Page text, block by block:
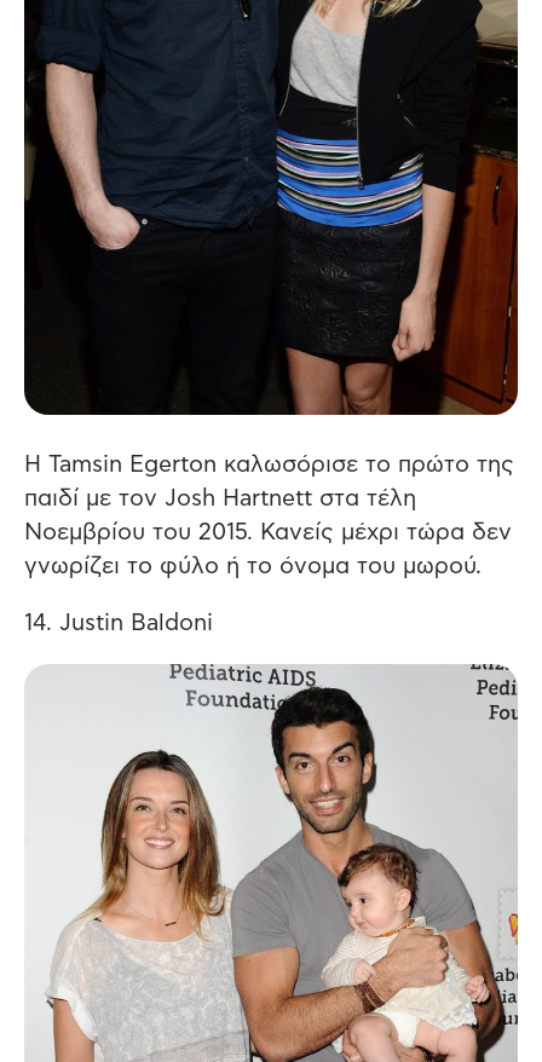
Η Tamsin Egerton καλωσόρισε το πρώτο της
παιδί με τον Josh Hartnett στα τέλη
Νοεμβρίου του 2015. Κανείς μέχρι τώρα δεν
γνωρίζει το φύλο ή το όνομα του μωρού.
14. Justin Baldoni